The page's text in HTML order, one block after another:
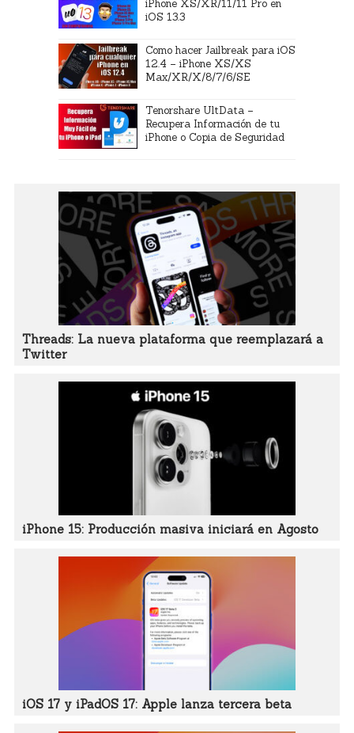
iPhone XS/XR/11/11 Pro en
iOS 13.3
Como hacer Jailbreak para iOS
12.4 – iPhone XS/XS
Max/XR/X/8/7/6/SE
Tenorshare UltData –
Recupera Información de tu
iPhone o Copia de Seguridad
Threads: La nueva plataforma que reemplazará a
Twitter
iPhone 15: Producción masiva iniciará en Agosto
iOS 17 y iPadOS 17: Apple lanza tercera beta